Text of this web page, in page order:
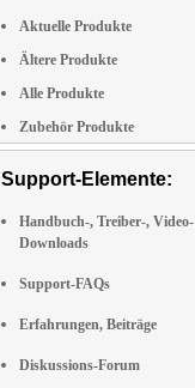
Aktuelle Produkte
Ältere Produkte
Alle Produkte
Zubehör Produkte
Support-Elemente:
Handbuch-, Treiber-, Video-
Downloads
Support-FAQs
Erfahrungen, Beiträge
Diskussions-Forum